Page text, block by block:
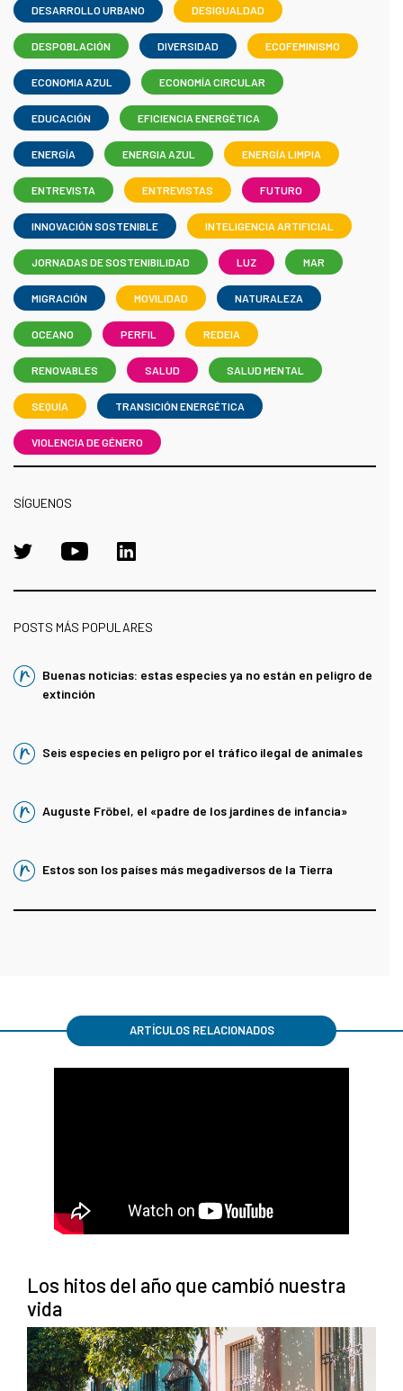
DESARROLLO URBANO DESIGUALDAD
DESPOBLACIÓN DIVERSIDAD ECOFEMINISMO
ECONOMIA AZUL ECONOMÍA CIRCULAR
EDUCACIÓN EFICIENCIA ENERGÉTICA
ENERGÍA ENERGIA AZUL ENERGÍA LIMPIA
ENTREVISTA ENTREVISTAS FUTURO
INNOVACIÓN SOSTENIBLE INTELIGENCIA ARTIFICIAL
JORNADAS DE SOSTENIBILIDAD LUZ MAR
MIGRACIÓN MOVILIDAD NATURALEZA
OCEANO PERFIL REDEIA
RENOVABLES SALUD SALUD MENTAL
SEQUÍA TRANSICIÓN ENERGÉTICA
VIOLENCIA DE GÉNERO
SÍGUENOS
POSTS MÁS POPULARES
Buenas noticias: estas especies ya no están en peligro de
extinción
Seis especies en peligro por el tráfico ilegal de animales
Auguste Fröbel, el «padre de los jardines de infancia»
Estos son los países más megadiversos de la Tierra
ARTÍCULOS RELACIONADOS
Los hitos del año que cambió nuestra
vida